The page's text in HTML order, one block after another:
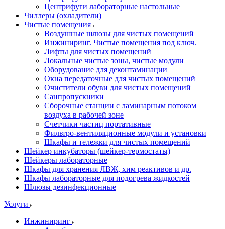
Центрифуги лабораторные настольные
Чиллеры (охладители)
Чистые помещения
Воздушные шлюзы для чистых помещений
Инжиниринг. Чистые помещения под ключ.
Лифты для чистых помещений
Локальные чистые зоны, чистые модули
Оборудование для деконтаминации
Окна передаточные для чистых помещений
Очистители обуви для чистых помещений
Санпропускники
Сборочные станции с ламинарным потоком
воздуха в рабочей зоне
Счетчики частиц портативные
Фильтро-вентиляционные модули и установки
Шкафы и тележки для чистых помещений
Шейкер инкубаторы (шейкер-термостаты)
Шейкеры лабораторные
Шкафы для хранения ЛВЖ, хим реактивов и др.
Шкафы лабораторные для подогрева жидкостей
Шлюзы дезинфекционные
Услуги
Инжиниринг